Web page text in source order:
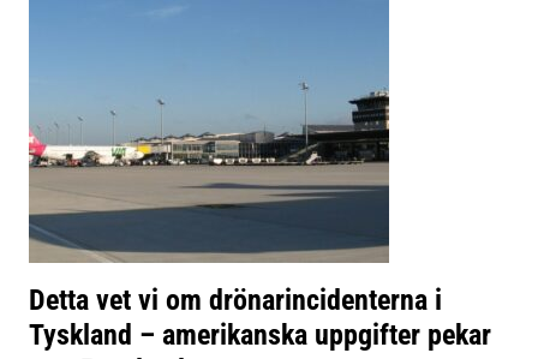
Detta vet vi om drönarincidenterna i
Tyskland – amerikanska uppgifter pekar